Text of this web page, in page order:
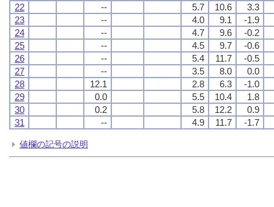
22
-- 5.7 10.6
3.3
23
-- 4.0 9.1
-1.9
24
-- 4.7 9.6
-0.2
25
-- 4.5 9.7
-0.6
26
-- 5.4 11.7
-0.5
27
-- 3.5 8.0
0.0
28
12.1 2.8 6.3
-1.0
29
0.0 5.5 10.4
1.8
30
0.2 5.8 12.2
0.9
31
-- 4.9 11.7 -1.7
値欄の記号の説明